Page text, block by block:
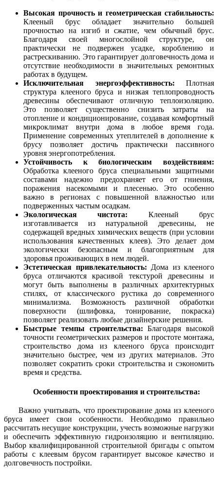
Высокая прочность и геометрическая стабильность:
Клееный брус обладает значительно большей
прочностью на изгиб и сжатие, чем обычный брус.
Благодаря своей многослойной структуре, он
практически не подвержен усадке, короблению и
растрескиванию. Это гарантирует долговечность дома и
отсутствие необходимости в значительных ремонтных
работах в будущем.
Исключительная энергоэффективность: Плотная
структура клееного бруса и низкая теплопроводность
древесины обеспечивают отличную теплоизоляцию.
Это позволяет существенно снизить затраты на
отопление и кондиционирование, создавая комфортный
микроклимат внутри дома в любое время года.
Применение современных утеплителей в дополнение к
брусу позволяет достичь практически пассивного
уровня энергопотребления.
Устойчивость к биологическим воздействиям:
Обработка клееного бруса специальными защитными
составами надежно предохраняет его от гниения,
поражения насекомыми и плесенью. Это особенно
важно в регионах с повышенной влажностью или
подверженных частым осадкам.
Экологическая чистота: Клееный брус
изготавливается из натуральной древесины, не
содержащей вредных химических веществ (при условии
использования качественных клеев). Это делает дом
экологически безопасным и благоприятным для
здоровья проживающих в нем людей.
Эстетическая привлекательность: Дома из клееного
бруса отличаются красивой текстурой древесины и
могут быть выполнены в различных архитектурных
стилях, от классического рустика до современного
минимализма. Возможность различной обработки
поверхности (шлифовка, тонирование, покраска)
позволяет реализовать любые дизайнерские решения.
Быстрые темпы строительства: Благодаря высокой
точности геометрических размеров и простоте монтажа,
строительство дома из клееного бруса происходит
значительно быстрее, чем из других материалов. Это
позволяет сократить сроки строительства и сэкономить
время и средства.
Особенности проектирования и строительства:
Важно учитывать, что проектирование дома из клееного
бруса имеет свои особенности. Необходимо правильно
рассчитать несущие конструкции, учесть возможные нагрузки
и обеспечить эффективную гидроизоляцию и вентиляцию.
Выбор квалифицированной строительной бригады с опытом
работы с клеевым брусом гарантирует высокое качество и
долговечность постройки.